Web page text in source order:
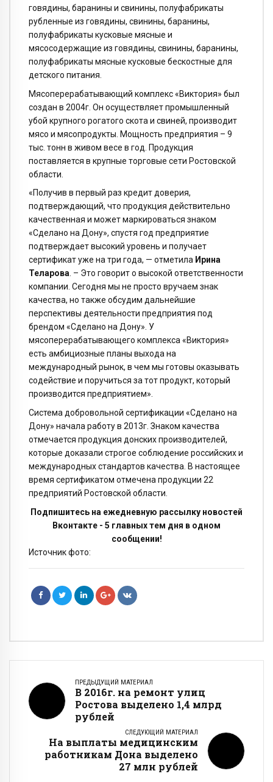
говядины, баранины и свинины, полуфабрикаты
рубленные из говядины, свинины, баранины,
полуфабрикаты кусковые мясные и
мясосодержащие из говядины, свинины, баранины,
полуфабрикаты мясные кусковые бескостные для
детского питания.
Мясоперерабатывающий комплекс «Виктория» был
создан в 2004г. Он осуществляет промышленный
убой крупного рогатого скота и свиней, производит
мясо и мясопродукты. Мощность предприятия – 9
тыс. тонн в живом весе в год. Продукция
поставляется в крупные торговые сети Ростовской
области.
«Получив в первый раз кредит доверия,
подтверждающий, что продукция действительно
качественная и может маркироваться знаком
«Сделано на Дону», спустя год предприятие
подтверждает высокий уровень и получает
сертификат уже на три года, — отметила Ирина
Теларова. – Это говорит о высокой ответственности
компании. Сегодня мы не просто вручаем знак
качества, но также обсудим дальнейшие
перспективы деятельности предприятия под
брендом «Сделано на Дону». У
мясоперерабатывающего комплекса «Виктория»
есть амбициозные планы выхода на
международный рынок, в чем мы готовы оказывать
содействие и поручиться за тот продукт, который
производится предприятием».
Система добровольной сертификации «Сделано на
Дону» начала работу в 2013г. Знаком качества
отмечается продукция донских производителей,
которые доказали строгое соблюдение российских и
международных стандартов качества. В настоящее
время сертификатом отмечена продукции 22
предприятий Ростовской области.
Подпишитесь на ежедневную рассылку новостей
Вконтакте - 5 главных тем дня в одном
сообщении!
Источник фото:
ПРЕДЫДУЩИЙ МАТЕРИАЛ
В 2016г. на ремонт улиц
Ростова выделено 1,4 млрд
рублей
СЛЕДУЮЩИЙ МАТЕРИАЛ
На выплаты медицинским
работникам Дона выделено
27 млн рублей